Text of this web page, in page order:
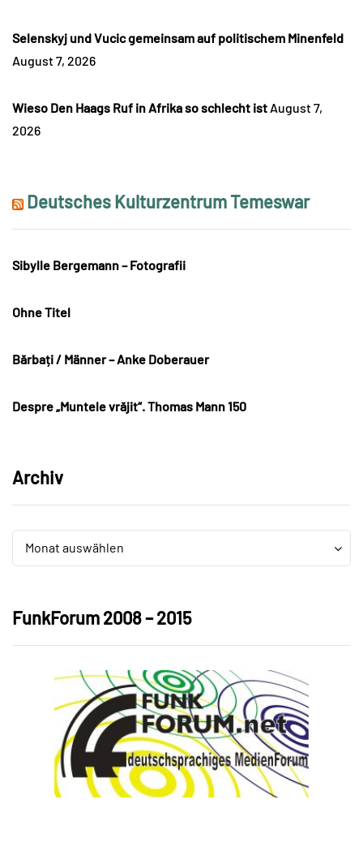
Selenskyj und Vucic gemeinsam auf politischem Minenfeld
August 7, 2026
Wieso Den Haags Ruf in Afrika so schlecht ist August 7,
2026
Deutsches Kulturzentrum Temeswar
Sibylle Bergemann – Fotografii
Ohne Titel
Bărbați / Männer – Anke Doberauer
Despre „Muntele vrăjit“. Thomas Mann 150
Archiv
Archiv
Monat auswählen
Archiv
FunkForum 2008 – 2015